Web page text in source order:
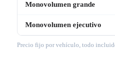
Monovolumen grande
Monovolumen ejecutivo
Precio fijo por vehículo, todo